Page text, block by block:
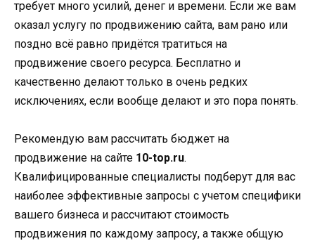
требует много усилий, денег и времени. Если же вам
оказал услугу по продвижению сайта, вам рано или
поздно всё равно придётся тратиться на
продвижение своего ресурса. Бесплатно и
качественно делают только в очень редких
исключениях, если вообще делают и это пора понять.
Рекомендую вам рассчитать бюджет на
продвижение на сайте 10-top.ru.
Квалифицированные специалисты подберут для вас
наиболее эффективные запросы с учетом специфики
вашего бизнеса и рассчитают стоимость
продвижения по каждому запросу, а также общую